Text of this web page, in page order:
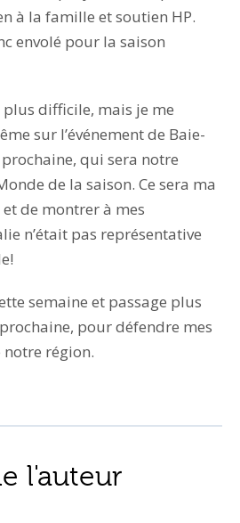
à la famille et soutien HP.
envolé pour la saison
plus difficile, mais je me
sur l’événement de Baie-
qui sera notre
de la saison. Ce sera ma
de montrer à mes
n’était pas représentative
semaine et passage plus
pour défendre mes
notre région.
l'auteur